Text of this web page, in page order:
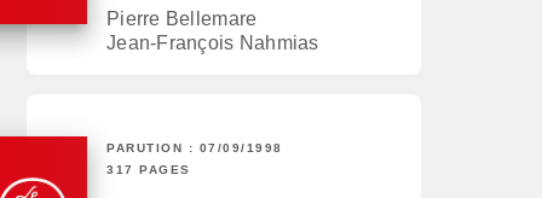
Pierre Bellemare
Jean-François Nahmias
PARUTION : 07/09/1998
317 PAGES